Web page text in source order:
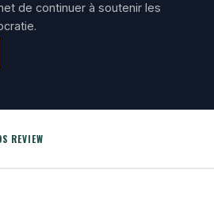
de continuer à soutenir les
REVIEW